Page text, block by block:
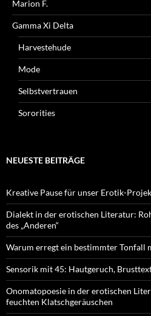
Marion F.
Gamma Xi Delta
Harvestehude
Mode
Selbstvertrauen
Sororities
NEUESTE BEITRÄGE
Kreative Pause für unser Erotik-
Dialekt in der erotischen Literatur:
des „Anderen“
Warum erregt ein bestimmter Tonfall
Sensorik mit 45: Hautgeruch,
Onomatopoesie in der erotischen
feuchten Klatschgeräuschen